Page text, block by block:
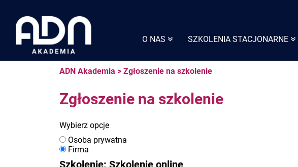
O NAS SZKOLENIA STACJONARNE
content
ADN Akademia > Zgłoszenie na szkolenie
Zgłoszenie na szkolenie
Wybierz opcje
Osoba prywatna
Firma
Szkolenie: Szkolenie online